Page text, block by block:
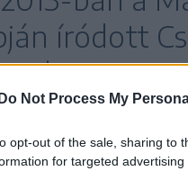
Do Not Process My
opt-out of the sale, sharing to
for targeted
íródott
sikert, amit
idézte fel.